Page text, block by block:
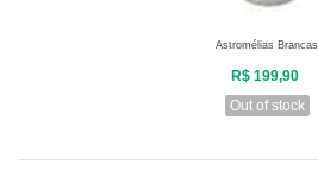
Astromélias Brancas
R$ 199,90
Out of stock